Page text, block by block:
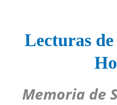
Lecturas
Memoria de